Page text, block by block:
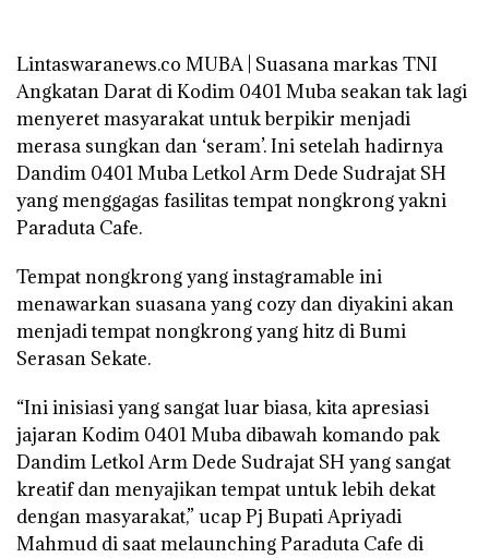
Lintaswaranews.co MUBA | Suasana markas TNI
Angkatan Darat di Kodim 0401 Muba seakan tak lagi
menyeret masyarakat untuk berpikir menjadi
merasa sungkan dan ‘seram’. Ini setelah hadirnya
Dandim 0401 Muba Letkol Arm Dede Sudrajat SH
yang menggagas fasilitas tempat nongkrong yakni
Paraduta Cafe.
Tempat nongkrong yang instagramable ini
menawarkan suasana yang cozy dan diyakini akan
menjadi tempat nongkrong yang hitz di Bumi
Serasan Sekate.
“Ini inisiasi yang sangat luar biasa, kita apresiasi
jajaran Kodim 0401 Muba dibawah komando pak
Dandim Letkol Arm Dede Sudrajat SH yang sangat
kreatif dan menyajikan tempat untuk lebih dekat
dengan masyarakat,” ucap Pj Bupati Apriyadi
Mahmud di saat melaunching Paraduta Cafe di